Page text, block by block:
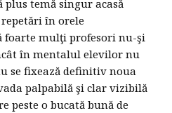
plus temă singur acasă
în orele
foarte mulţi profesori nu-şi
în mentalul elevilor nu
se fixează definitiv noua
palpabilă şi clar vizibilă
peste o bucată bună de